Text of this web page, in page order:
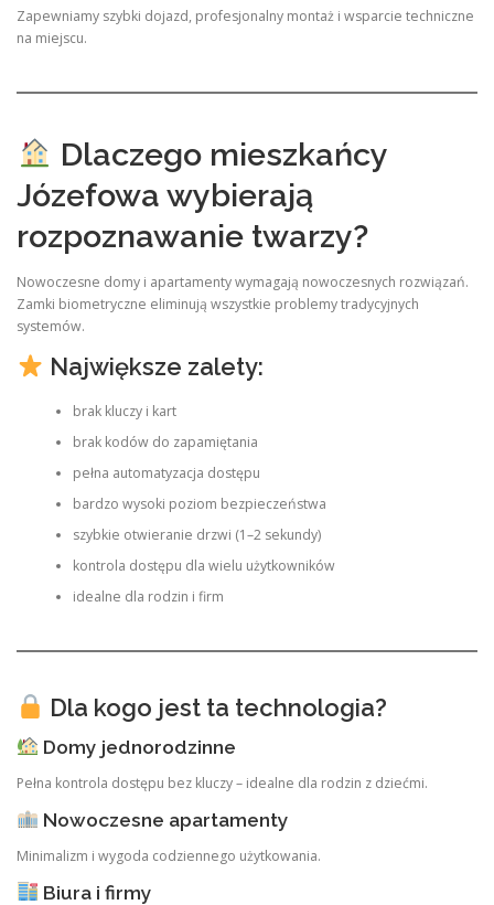
Zapewniamy szybki dojazd, profesjonalny montaż i wsparcie techniczne
na miejscu.
Dlaczego mieszkańcy
Józefowa wybierają
rozpoznawanie twarzy?
Nowoczesne domy i apartamenty wymagają nowoczesnych rozwiązań.
Zamki biometryczne eliminują wszystkie problemy tradycyjnych
systemów.
Największe zalety:
brak kluczy i kart
brak kodów do zapamiętania
pełna automatyzacja dostępu
bardzo wysoki poziom bezpieczeństwa
szybkie otwieranie drzwi (1–2 sekundy)
kontrola dostępu dla wielu użytkowników
idealne dla rodzin i firm
Dla kogo jest ta technologia?
Domy jednorodzinne
Pełna kontrola dostępu bez kluczy – idealne dla rodzin z dziećmi.
Nowoczesne apartamenty
Minimalizm i wygoda codziennego użytkowania.
Biura i firmy